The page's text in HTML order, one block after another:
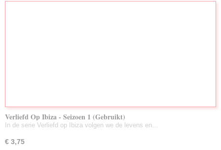
Verliefd Op Ibiza - Seizoen 1 (Gebruikt)
In de serie Verliefd op Ibiza volgen we de levens en…
€ 3,75